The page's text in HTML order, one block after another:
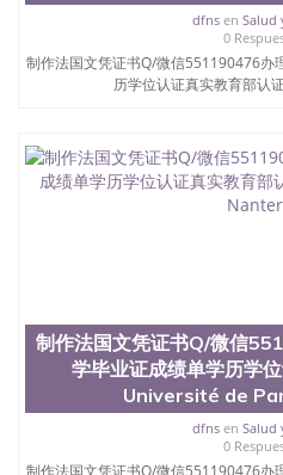
dfnsen Salud
0
制作法国文凭证书Q/微信551190476办
历学位认证真实教育部认
制作法国文凭证书Q/微信
学毕业证成绩单学历学
Université de
dfnsen Salud
0
制作法国文凭证书Q/微信551190476办